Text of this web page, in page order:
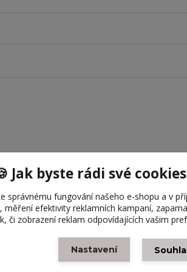
klobouky: Styl, který
luxusu a nadčasové elegance.
doplňkem pro každou
právě tyto kloboučky?
Jak byste rádi své
správnému fungování našeho e-shopu a v
měření efektivity reklamních kampaní,
či zobrazení reklam odpovídajících vašim
Nastavení